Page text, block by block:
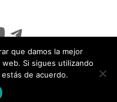
Telegram
Política de Privacidad
que damos la mejor
Si sigues utilizando
de acuerdo.